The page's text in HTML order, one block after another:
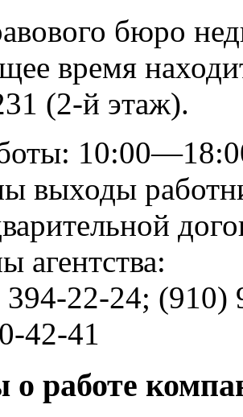
бюро
время
(2-й этаж).
выходы
агентства:
22-24; (910)
42-41
работе